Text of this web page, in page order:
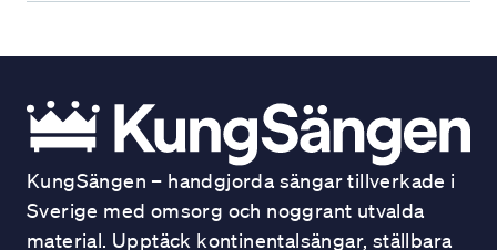
KungSängen – handgjorda sängar tillverkade i
Sverige med omsorg och noggrant utvalda
material. Upptäck kontinentalsängar, ställbara